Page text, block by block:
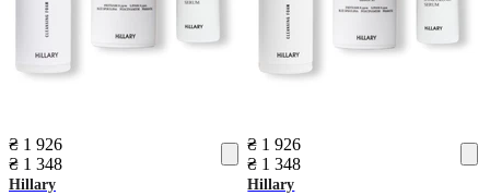
₴ 1 926
₴ 1 348
Hillary
₴ 1 926
₴ 1 348
Hillary